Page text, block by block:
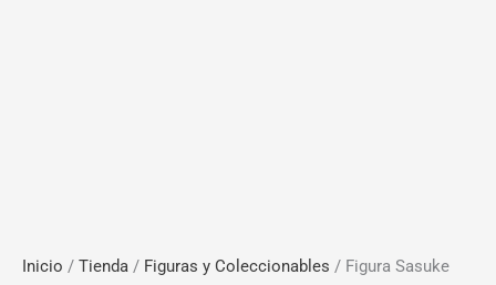
Inicio / Tienda / Figuras y Coleccionables / Figura Sasuke